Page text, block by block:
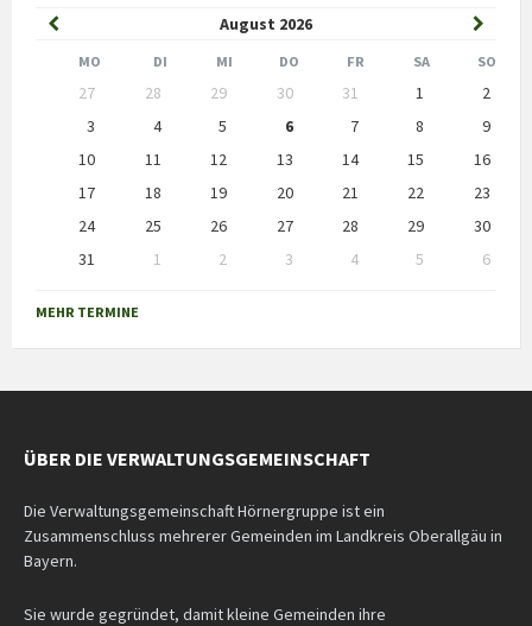
August 2026
Previous
Month
Month
MO DI MI DO FR SA SO
calendar
27 28 29 30 31 1
2
3
4 5 6 7 8
9
10
11 12 13 14 15
16
17
18 19 20 21 22
23
24
25 26 27 28 29
30
31
1 2 3 4 5
6
to
calendar
MEHR TERMINE
ÜBER DIE VERWALTUNGSGEMEINSCHAFT
Die Verwaltungsgemeinschaft Hörnergruppe ist ein
Zusammenschluss mehrerer Gemeinden im Landkreis Oberallgäu in
Bayern.
Sie wurde gegründet, damit kleine Gemeinden ihre